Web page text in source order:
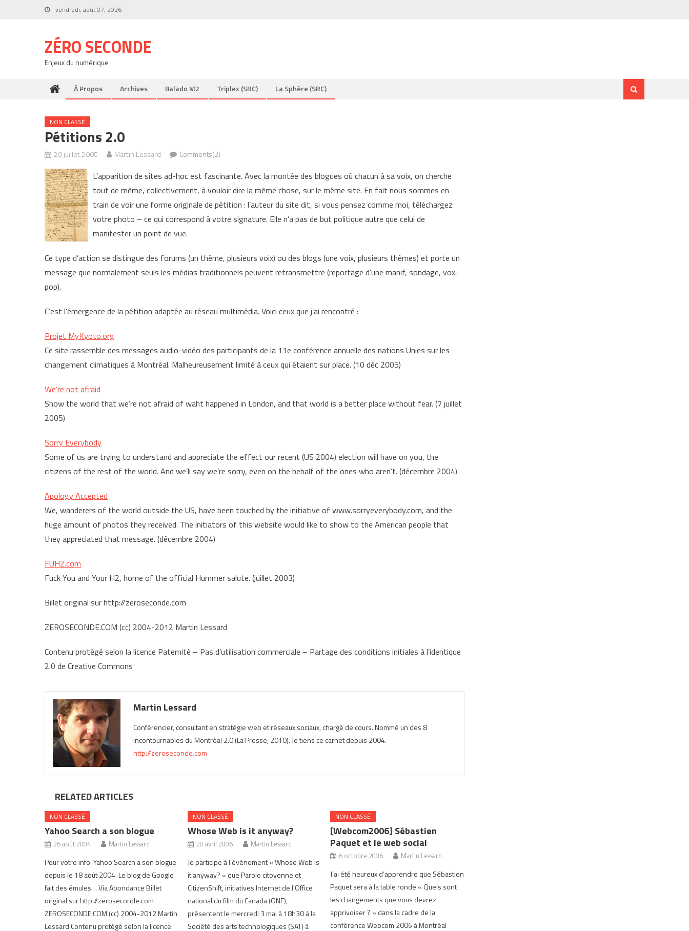
vendredi, août 07, 2026
ZÉRO SECONDE
Enjeux du numérique
À Propos Archives Balado M2 Triplex (SRC) La Sphère (SRC)
NON CLASSÉ
Pétitions 2.0
20 juillet 2005 Martin Lessard Comments(2)
L’apparition de sites ad-hoc est fascinante. Avec la montée des blogues où chacun à sa voix, on cherche
tout de même, collectivement, à vouloir dire la même chose, sur le même site. En fait nous sommes en
train de voir une forme originale de pétition : l’auteur du site dit, si vous pensez comme moi, téléchargez
votre photo – ce qui correspond à votre signature. Elle n’a pas de but politique autre que celui de
manifester un point de vue.
Ce type d’action se distingue des forums (un thème, plusieurs voix) ou des blogs (une voix, plusieurs thèmes) et porte un
message que normalement seuls les médias traditionnels peuvent retransmettre (reportage d’une manif, sondage, vox-
pop).
C’est l’émergence de la pétition adaptée au réseau multimédia. Voici ceux que j’ai rencontré :
Projet MyKyoto.org
Ce site rassemble des messages audio-vidéo des participants de la 11e conférence annuelle des nations Unies sur les
changement climatiques à Montréal. Malheureusement limité à ceux qui étaient sur place. (10 déc 2005)
We’re not afraid
Show the world that we’re not afraid of waht happened in London, and that world is a better place without fear. (7 juillet
2005)
Sorry Everybody
Some of us are trying to understand and appreciate the effect our recent (US 2004) election will have on you, the
citizens of the rest of the world. And we’ll say we’re sorry, even on the behalf of the ones who aren’t. (décembre 2004)
Apology Accepted
We, wanderers of the world outside the US, have been touched by the initiative of www.sorryeverybody.com, and the
huge amount of photos they received. The initiators of this website would like to show to the American people that
they appreciated that message. (décembre 2004)
FUH2.com
Fuck You and Your H2, home of the official Hummer salute. (juillet 2003)
Billet original sur http://zeroseconde.com
ZEROSECONDE.COM (cc) 2004-2012 Martin Lessard
Contenu protégé selon la licence Paternité – Pas d’utilisation commerciale – Partage des conditions initiales à l’identique
2.0 de Creative Commons
Martin Lessard
Conférencier, consultant en stratégie web et réseaux sociaux, chargé de cours. Nommé un des 8
incontournables du Montréal 2.0 (La Presse, 2010). Je tiens ce carnet depuis 2004.
http://zeroseconde.com
RELATED ARTICLES
NON CLASSÉ
Yahoo Search a son blogue
26 août 2004 Martin Lessard
Pour votre info: Yahoo Search a son blogue
depuis le 18 août 2004. Le blog de Google
fait des émules… Via Abondance Billet
original sur http://zeroseconde.com
ZEROSECONDE.COM (cc) 2004-2012 Martin
Lessard Contenu protégé selon la licence
NON CLASSÉ
Whose Web is it anyway?
20 avril 2006 Martin Lessard
Je participe à l’événement « Whose Web is
it anyway? » que Parole citoyenne et
CitizenShift, initiatives Internet de l’Office
national du film du Canada (ONF),
présentent le mercredi 3 mai à 18h30 à la
Société des arts technologiques (SAT) à
NON CLASSÉ
[Webcom2006] Sébastien
Paquet et le web social
6 octobre 2006 Martin Lessard
J’ai été heureux d’apprendre que Sébastien
Paquet sera à la table ronde « Quels sont
les changements que vous devrez
apprivoiser ? » dans la cadre de la
conférence Webcom 2006 à Montréal